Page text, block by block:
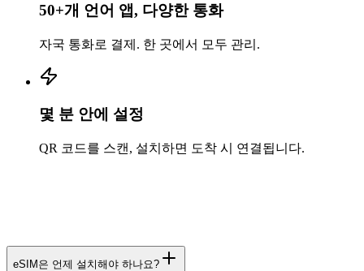
50+개 언어 앱, 다양한 통화
자국 통화로 결제. 한 곳에서 모두 관리.
몇 분 안에 설정
QR 코드를 스캔, 설치하면 도착 시 연결됩니다.
eSIM은 언제 설치해야 하나요?